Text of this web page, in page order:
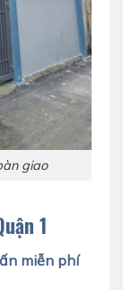
giao
1
miễn phí